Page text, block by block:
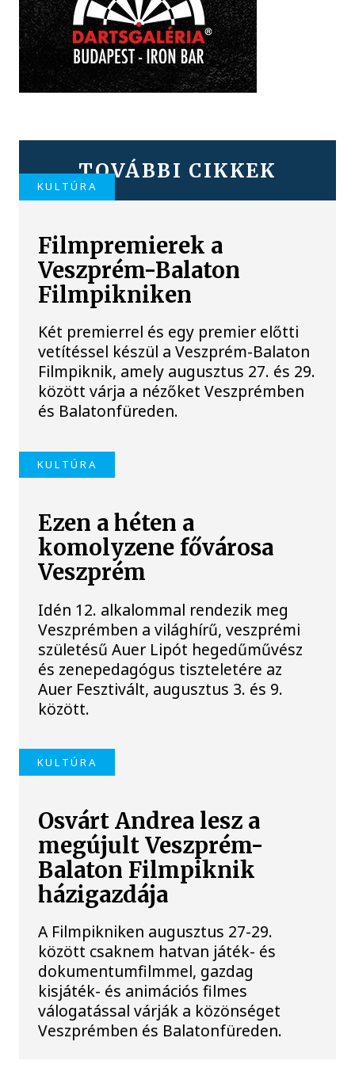
TOVÁBBI CIKKEK
KULTÚRA
Filmpremierek a
Veszprém-Balaton
Filmpikniken
Két premierrel és egy premier előtti
vetítéssel készül a Veszprém-Balaton
Filmpiknik, amely augusztus 27. és 29.
között várja a nézőket Veszprémben
és Balatonfüreden.
KULTÚRA
Ezen a héten a
komolyzene fővárosa
Veszprém
Idén 12. alkalommal rendezik meg
Veszprémben a világhírű, veszprémi
születésű Auer Lipót hegedűművész
és zenepedagógus tiszteletére az
Auer Fesztivált, augusztus 3. és 9.
között.
KULTÚRA
Osvárt Andrea lesz a
megújult Veszprém-
Balaton Filmpiknik
házigazdája
A Filmpikniken augusztus 27-29.
között csaknem hatvan játék- és
dokumentumfilmmel, gazdag
kisjáték- és animációs filmes
válogatással várják a közönséget
Veszprémben és Balatonfüreden.